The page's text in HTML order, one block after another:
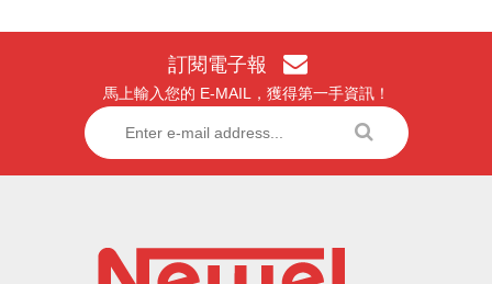
訂閱電子報
馬上輸入您的 E-MAIL，獲得第一手資訊！